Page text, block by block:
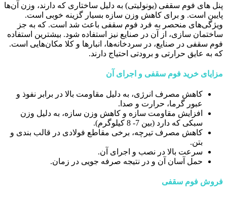
پنل های فوم سقفی (یونولیتی) به دلیل ساختاری که دارند، وزن آن‌ها
پایین است. و برای کاهش وزن سازه بسیار گزینه خوبی است.
ویژگی‌های منحصر به فرد فوم سقفی باعث شد است. که به جز
ساختمان سازی، از آن در صنایع نیز استفاده شود. بیشترین استفاده
فوم سقفی در صنایع، در سردخانه‌ها، انبارها و کلا مکان‌هایی است.
که به عایق حرارتی و برودتی احتیاج دارند.
مزایای خرید فوم سقفی و اجرای آن
کاهش مصرف انرژی، به دلیل مقاومت بالا در برابر نفوذ و
عبور گرما، حرارت و صدا.
افزایش مقاومت سازه و کاهش وزن سازه، به دلیل وزن
سبکی که دارد (بین 7- 8 کیلوگرم).
کاهش مصرف تیرچه، برخی مقاطع فولادی در قالب بندی و
بتن.
سرعت بالا در نصب و اجرای آن.
حمل آسان آن و در نتیجه صرفه جویی در زمان.
فروش فوم سقفی